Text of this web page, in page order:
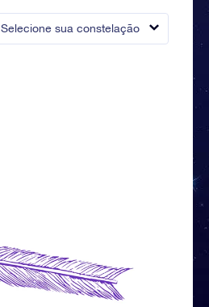
Selecione sua constelação